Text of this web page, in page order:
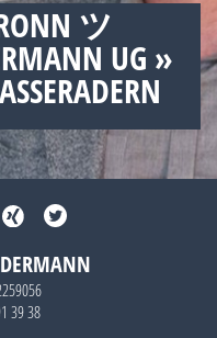
ツ
UG »
39 38